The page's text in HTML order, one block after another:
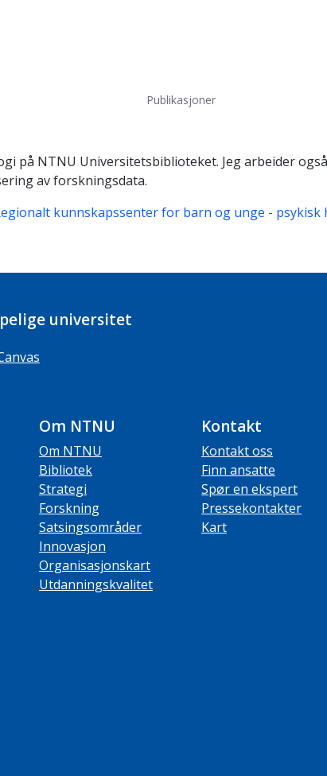
Publikasjoner
på NTNU Universitetsbiblioteket. Jeg arbeider
av forskningsdata.
kunnskapssenter for barn og unge - psykisk
universitet
Om NTNU
Om NTNU
Bibliotek
Strategi
Forskning
Satsingsområder
Innovasjon
Organisasjonskart
Utdanningskvalitet
Kontakt
Kontakt oss
Finn ansatte
Spør en ekspert
Pressekontakter
Kart